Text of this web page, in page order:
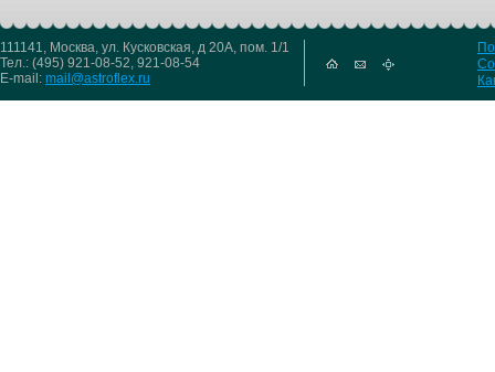
111141, Москва, ул. Кусковская, д 20А, пом. 1/1
Тел.: (495) 921-08-52, 921-08-54
E-mail: mail@astroflex.ru